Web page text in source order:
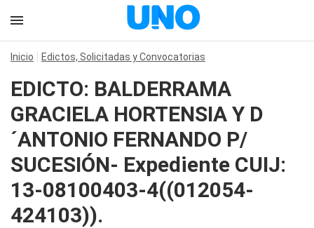
Inicio Edictos, Solicitadas y Convocatorias
EDICTO: BALDERRAMA
GRACIELA HORTENSIA Y D
´ANTONIO FERNANDO P/
SUCESIÓN- Expediente CUIJ:
13-08100403-4((012054-
424103)).